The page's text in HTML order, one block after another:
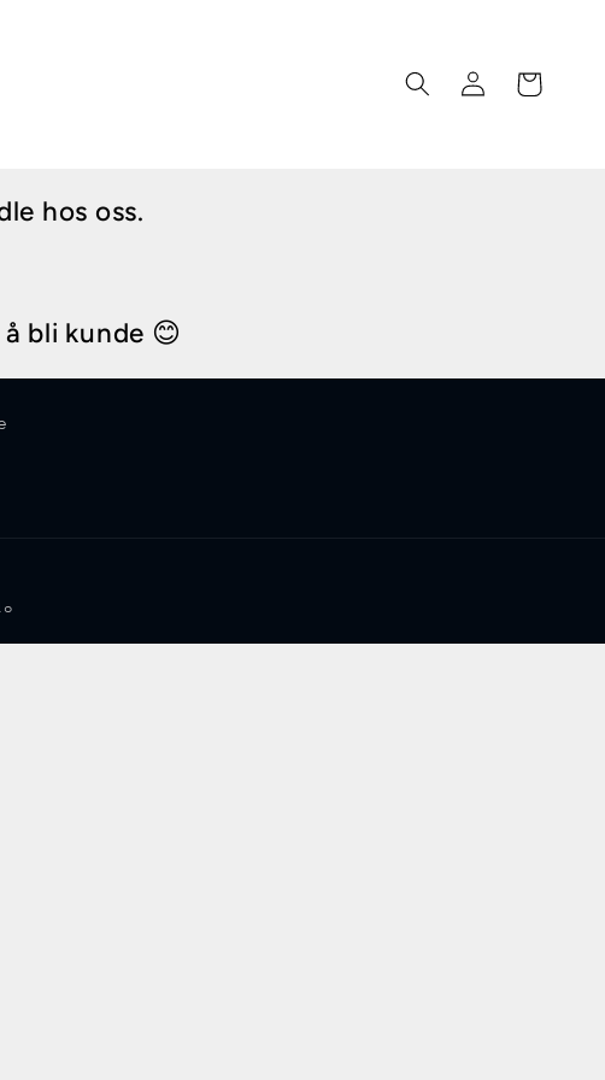
Logg
inn
Handlekurv
hos oss.
bli kunde 😊